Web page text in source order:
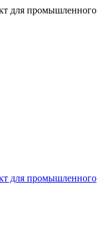
для промышленного
для промышленного